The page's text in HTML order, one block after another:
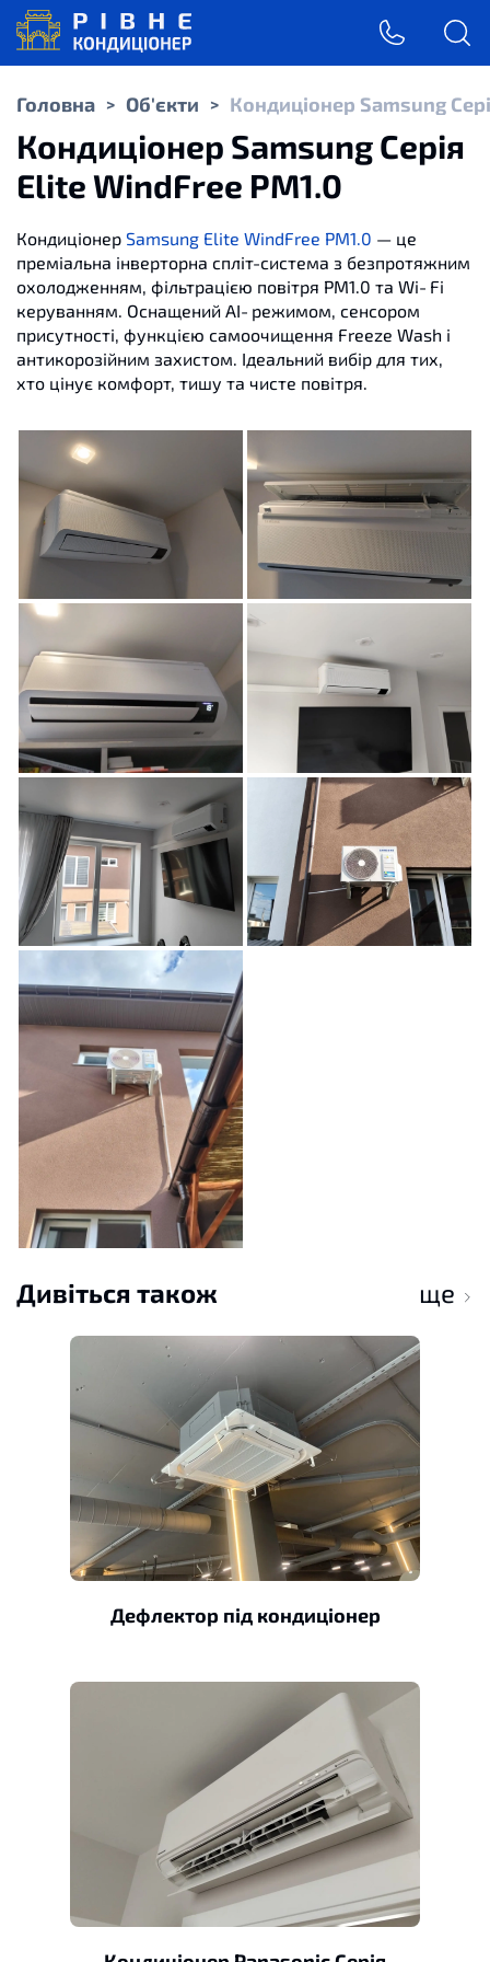
Головна > Об'єкти > Кондиціонер Samsung
Кондиціонер Samsung Серія
Elite WindFree PM1.0
Кондиціонер Samsung Elite WindFree PM1.0 — це
преміальна інверторна спліт-система з безпротяжним
охолодженням, фільтрацією повітря PM1.0 та Wi‑Fi
керуванням. Оснащений AI‑режимом, сенсором
присутності, функцією самоочищення Freeze Wash і
антикорозійним захистом. Ідеальний вибір для тих,
хто цінує комфорт, тишу та чисте повітря.
Дивіться також ще
Дефлектор під кондиціонер